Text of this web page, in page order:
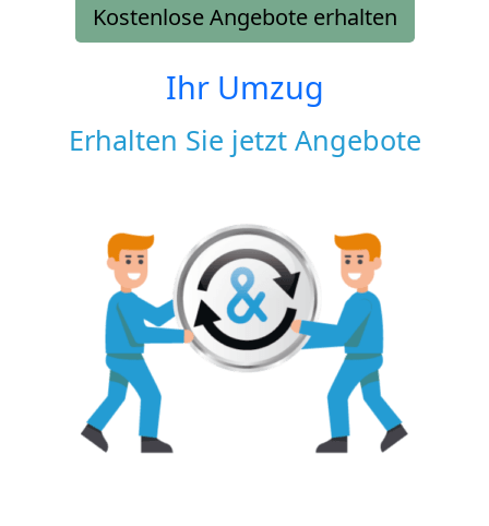
Kostenlose Angebote erhalten
Ihr Umzug
Erhalten Sie jetzt Angebote